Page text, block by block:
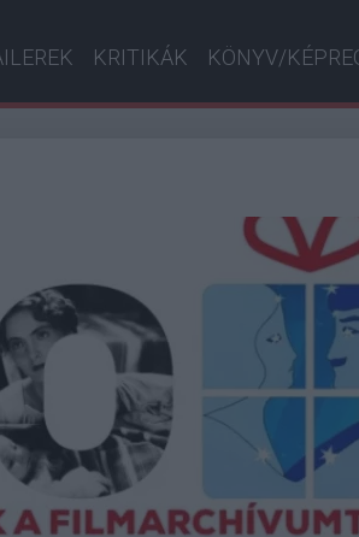
KRITIKÁK KÖNYV/